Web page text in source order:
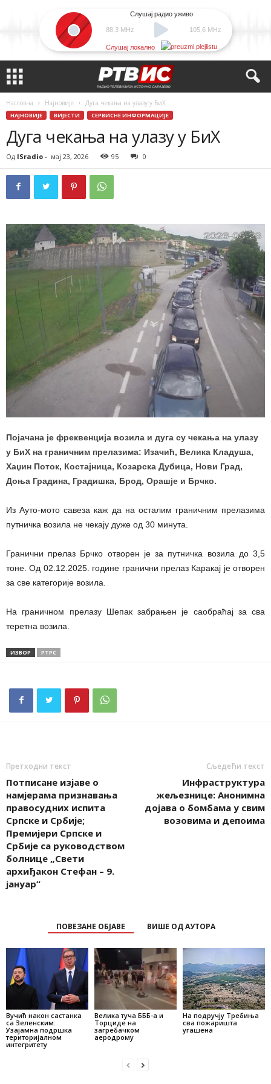
88,3 MHz
Слушај радио уживо
105,6 MHz
Слушај локално
Насловна Најновије Дуга чекања на улазу у БиХ
НАЈНОВИЈЕ ВИЈЕСТИ СЕРВИСНЕ ИНФОРМАЦИЈЕ
Дуга чекања на улазу у БиХ
Од ISradio - мај 23, 2026 95 0
Појачана је фреквенција возила и дуга су чекања на улазу
у БиХ на граничним прелазима: Изачић, Велика Кладуша,
Хаџин Поток, Костајница, Козарска Дубица, Нови Град,
Доња Градина, Градишка, Брод, Орашје и Брчко.
Из Ауто-мото савеза каж да на осталим граничним прелазима
путничка возила не чекају дуже од 30 минута.
Гранични прелаз Брчко отворен је за путничка возила до 3,5
тоне. Од 02.12.2025. године гранични прелаз Каракај је отворен
за све категорије возила.
На граничном прелазу Шепак забрањен је саобраћај за сва
теретна возила.
ИЗВОР РТРС
Претходни текст
Потписане изјаве о
намјерама признавања
правосудних испита
Српске и Србије;
Премијери Српске и
Србије са руководством
болнице „Свети
архиђакон Стефан – 9.
јануар“
Сљедећи текст
Инфраструктура
жељезнице: Анонимна
дојава о бомбама у свим
возовима и депоима
ПОВЕЗАНЕ ОБЈАВЕ ВИШЕ ОД АУТОРА
Вучић након састанка
са Зеленским:
Узајамна подршка
територијалном
интегритету
Велика туча БББ-а и
Торциде на
загребачком
аеродрому
На подручју Требиња
сва пожаришта
угашена